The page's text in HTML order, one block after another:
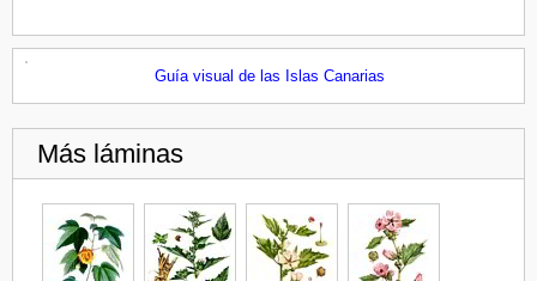
Guía visual de las Islas Canarias
Más láminas